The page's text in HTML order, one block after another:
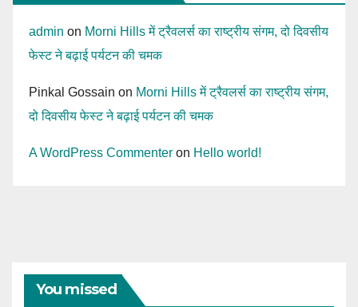
admin on Morni Hills में ट्रैवलर्स का राष्ट्रीय संगम, दो दिवसीय
फेस्ट ने बढ़ाई पर्यटन की चमक
Pinkal Gossain on Morni Hills में ट्रैवलर्स का राष्ट्रीय संगम,
दो दिवसीय फेस्ट ने बढ़ाई पर्यटन की चमक
A WordPress Commenter on Hello world!
You missed